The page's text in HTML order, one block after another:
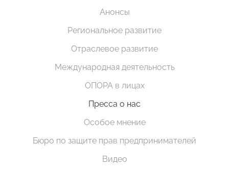
Анонсы
Региональное развитие
Отраслевое развитие
Международная деятельность
ОПОРА в лицах
Пресса о нас
Особое мнение
Бюро по защите прав предпринимателей
Видео